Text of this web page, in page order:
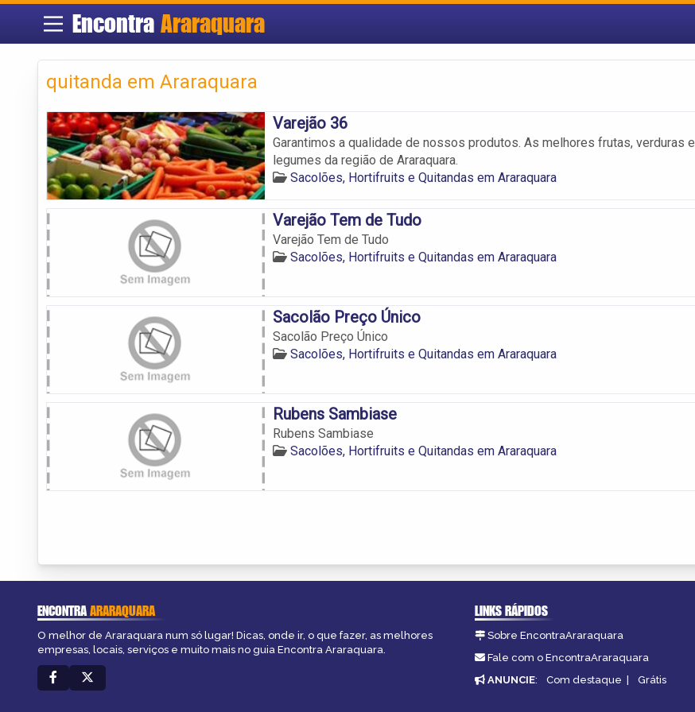
Encontra Araraquara
quitanda em Araraquara
Varejão 36
Garantimos a qualidade de nossos produtos. As melhores frutas, verduras e
legumes da região de Araraquara.
Sacolões, Hortifruits e Quitandas em Araraquara
Varejão Tem de Tudo
Varejão Tem de Tudo
Sacolões, Hortifruits e Quitandas em Araraquara
Sacolão Preço Único
Sacolão Preço Único
Sacolões, Hortifruits e Quitandas em Araraquara
Rubens Sambiase
Rubens Sambiase
Sacolões, Hortifruits e Quitandas em Araraquara
ENCONTRAARARAQUARA
O melhor de Araraquara num só lugar! Dicas, onde ir, o que fazer, as melhores
empresas, locais, serviços e muito mais no guia Encontra Araraquara.
LINKS RÁPIDOS
Sobre EncontraAraraquara
Fale com o EncontraAraraquara
ANUNCIE: Com destaque | Grátis